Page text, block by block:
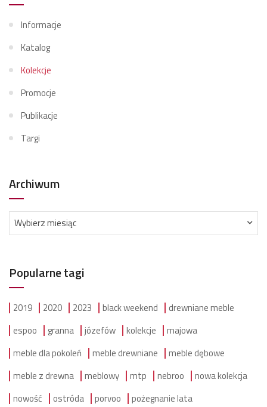
Informacje
Katalog
Kolekcje
Promocje
Publikacje
Targi
Archiwum
Archiwum
Wybierz miesiąc
Popularne tagi
2019 2020 2023 black weekend
drewniane meble
espoo
granna józefów kolekcje
majowa
meble dla pokoleń
meble drewniane
meble dębowe
meble z drewna
meblowy mtp nebroo
nowa kolekcja
nowość
ostróda porvoo
pożegnanie lata